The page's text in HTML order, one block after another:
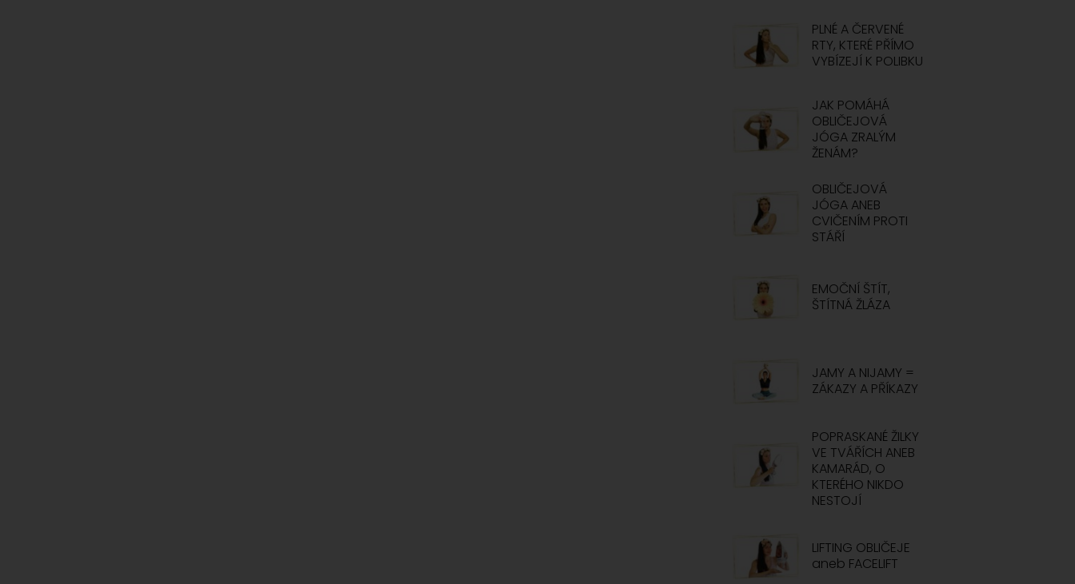
PLNÉ A ČERVENÉ
RTY, KTERÉ PŘÍMO
VYBÍZEJÍ K POLIBKU
JAK POMÁHÁ
OBLIČEJOVÁ
JÓGA ZRALÝM
ŽENÁM?
OBLIČEJOVÁ
JÓGA ANEB
CVIČENÍM PROTI
STÁŘÍ
EMOČNÍ ŠTÍT,
ŠTÍTNÁ ŽLÁZA
JAMY A NIJAMY =
ZÁKAZY A PŘÍKAZY
POPRASKANÉ ŽILKY
VE TVÁŘÍCH ANEB
KAMARÁD, O
KTERÉHO NIKDO
NESTOJÍ
LIFTING OBLIČEJE
aneb FACELIFT